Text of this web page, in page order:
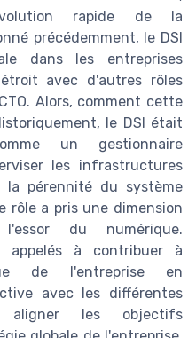
rapide de la
précédemment, le DSI
dans les entreprises
avec d'autres rôles
Alors, comment cette
le DSI était
un gestionnaire
les infrastructures
la pérennité du système
rôle a pris une dimension
du numérique.
appelés à contribuer à
de l'entreprise en
avec les différentes
aligner les objectifs